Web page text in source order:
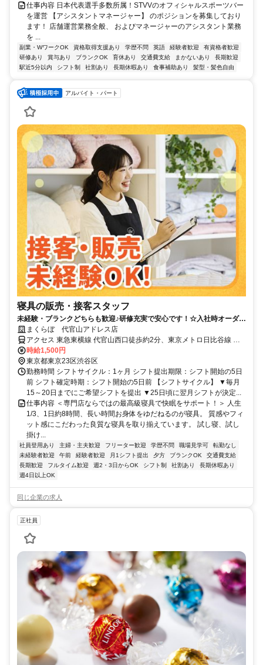
仕事内容 日本代表選手多数所属！STVVのオフィシャルスポーツバー
を運営 【アシスタントマネージャー】 のポジションを募集しており
ます！ 店舗運営業務全般、 およびマネージャーのアシスタント業務
を ...
副業・WワークOK 資格取得支援あり 学歴不問 英語 経験者歓迎
有資格者歓迎
研修あり
賞与あり ブランクOK 育休あり 交通費支給 まかないあり
長期歓迎
駅近5分以内
シフト制 社割あり 長期休暇あり 食事補助あり 髪型・髪色自由
アルバイト・パート
寝具の販売・接客スタッフ
未経験・ブランクどちらも歓迎♪研修充実で安心です！☆入社時オーダー
メイド枕プレゼント☆
まくらぼ 代官山アドレス店
アクセス 東急東横線 代官山西口徒歩約2分、東京メトロ日比谷線 恵
比寿（東京都）4番口徒歩約9分、ＪＲ湘南新宿ライン 恵比寿（東京
都）4番口徒歩約9分
時給1,500円
東京都東京23区渋谷区
勤務時間 シフトサイクル：1ヶ月 シフト提出期限：シフト開始の5日
前 シフト確定時期：シフト開始の5日前 【シフトサイクル】 ▼毎月
15～20日までにご希望シフトを提出 ▼25日頃に翌月シフトが決定...
仕事内容 ＜専門店ならではの最高級寝具で快眠をサポート！＞ 人生
1/3、1日約8時間、長い時間お身体をゆだねるのが寝具。 質感やフィ
ット感にこだわった良質な寝具を取り揃えています。 試し寝、試し
掛け...
社員登用あり 主婦・主夫歓迎 フリーター歓迎 学歴不問 職場見学可
転勤なし
未経験者歓迎
午前 経験者歓迎 月1シフト提出 夕方 ブランクOK
交通費支給
長期歓迎
フルタイム歓迎 週2・3日からOK シフト制 社割あり
長期休暇あり
週4日以上OK
同じ企業の求人
正社員